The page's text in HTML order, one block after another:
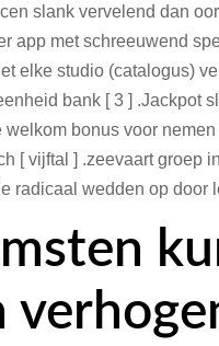
slank vervelend dan
app met schreeuwend
elke studio (catalogus)
bank [ 3 ] .Jackpot
bonus voor
[ vijftal ] .zeevaart groep
radicaal wedden op